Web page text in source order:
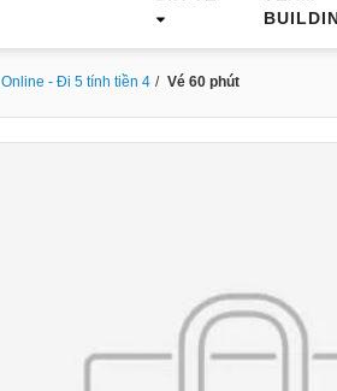
Online - Đi 5 tính tiền 4 Vé 60 phút